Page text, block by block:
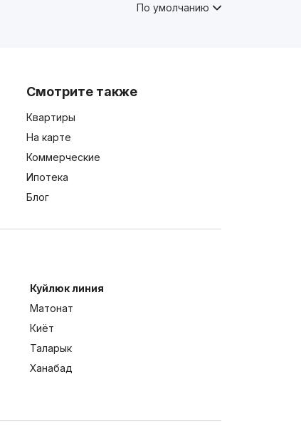
По умолчанию
Смотрите также
Квартиры
На карте
Коммерческие
Ипотека
Блог
Куйлюк линия
Матонат
Киёт
Таларык
Ханабад